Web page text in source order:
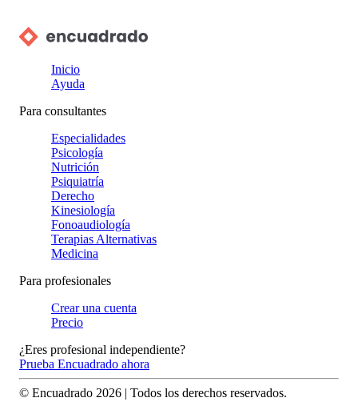
Inicio
Ayuda
Para consultantes
Especialidades
Psicología
Nutrición
Psiquiatría
Derecho
Kinesiología
Fonoaudiología
Terapias Alternativas
Medicina
Para profesionales
Crear una cuenta
Precio
¿Eres profesional independiente?
Prueba Encuadrado ahora
© Encuadrado 2026 | Todos los derechos reservados.